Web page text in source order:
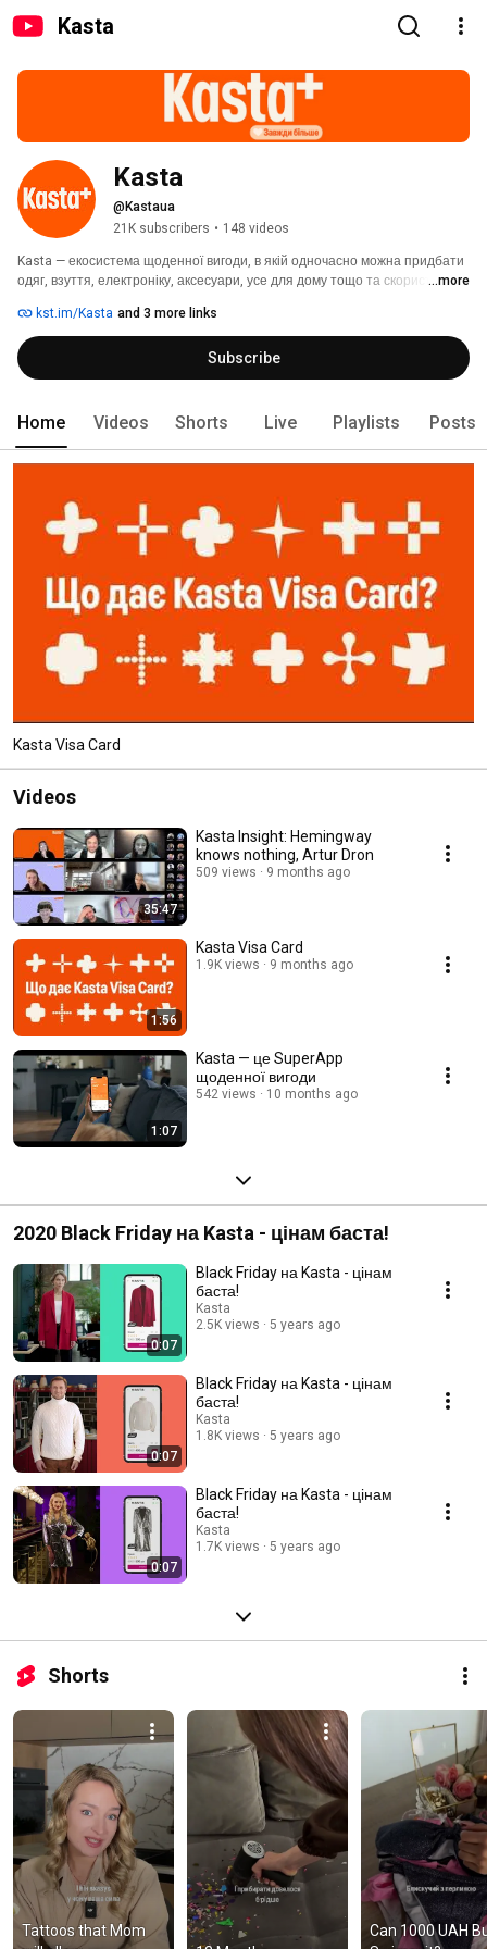
Kasta
Kasta
@Kastaua
21K subscribers • 148 videos
Kasta — екосистема щоденної вигоди, в якій одночасно можна придбати
одяг, взуття, електроніку, аксесуари, усе для дому тощо та скористатися
які змінюють український ринок і дають досвід ще зручніших, ще
швидших, ще більш вигідних онлайн-покупок. Місія Kasta — дивувати та
створювати нові екстра, тобто завжди давати більше.
...more
kst.im/Kasta and 3 more links
Subscribe
Home Videos Shorts Live Playlists Posts
Kasta Visa Card
Videos
35:47
Kasta Insight: Hemingway
knows nothing, Artur Dron
509 views 9 months ago
1:56
Kasta Visa Card
1.9K views 9 months ago
1:07
Kasta — це SuperApp
щоденної вигоди
542 views 10 months ago
2020 Black Friday на Kasta - цінам баста!
0:07
Black Friday на Kasta - цінам
баста!
Kasta
2.5K views
5 years ago
0:07
Black Friday на Kasta - цінам
баста!
Kasta
1.8K views
5 years ago
0:07
Black Friday на Kasta - цінам
баста!
Kasta
1.7K views
5 years ago
Shorts
Tattoos that Mom
Can 1000 UAH